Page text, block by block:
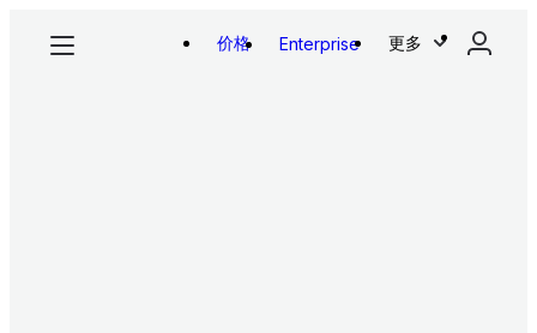
价格 Enterprise 更多